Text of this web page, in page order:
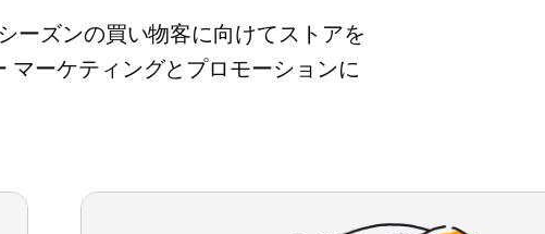
ーズンの買い物客に向けてストアを
ーケティングとプロモーションに